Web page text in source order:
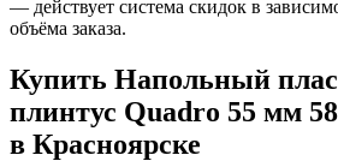
— действует система скидок в
объёма заказа.
Купить Напольный
плинтус Quadro 55 мм
в Красноярске